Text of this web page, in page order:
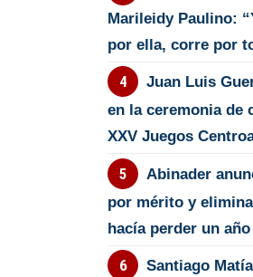
Marileidy Paulino:
por ella, corre por
Juan Luis
en la ceremonia de
XXV Juegos
Abinader
por mérito y
hacía perder un
Santiago